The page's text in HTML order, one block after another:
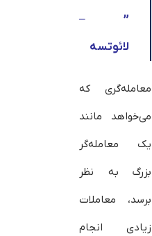
” –
لائوتسه
معامله‌گری که
می‌خواهد مانند
یک معامله‌گر
بزرگ به نظر
برسد، معاملات
زیادی انجام